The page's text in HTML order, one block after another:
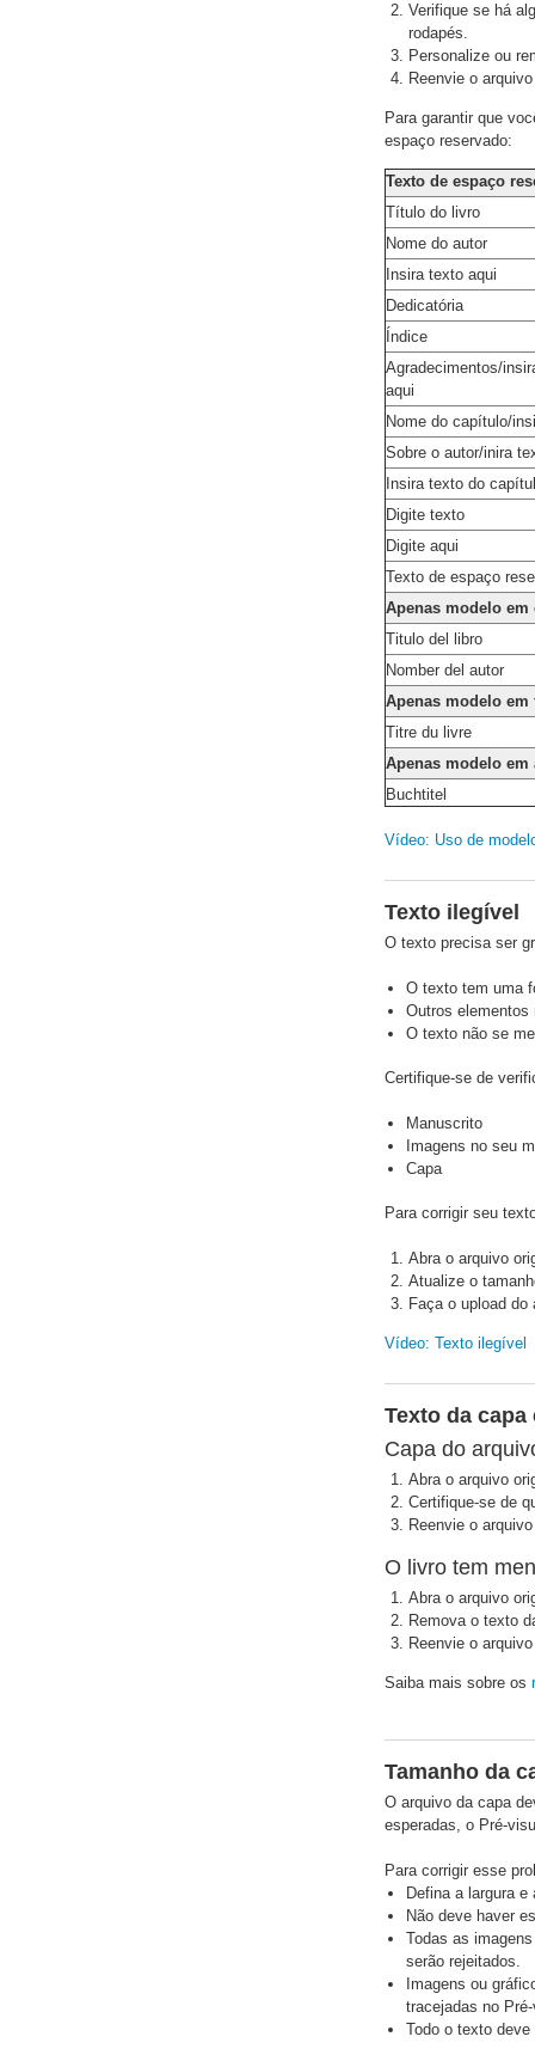
Verifique se há
rodapés.
Personalize ou
Reenvie o
Para garantir que
espaço reservado:
Texto de espaço
Título do livro
Nome do autor
Insira texto aqui
Dedicatória
Índice
Agradecimentos/
aqui
Nome do capítulo/
Sobre o autor/inira
Insira texto do
Digite texto
Digite aqui
Texto de espaço
Apenas modelo em
Titulo del libro
Nomber del autor
Apenas modelo em
Titre du livre
Apenas modelo em
Buchtitel
Vídeo: Uso de
Texto ilegível
O texto precisa ser
O texto tem uma
Outros elementos
O texto não se
Certifique-se de
Manuscrito
Imagens no seu
Capa
Para corrigir seu
Abra o arquivo
Atualize o
Faça o upload do
Vídeo: Texto ilegível
Texto da capa
Capa do
Abra o arquivo
Certifique-se de
Reenvie o
O livro tem
Abra o arquivo
Remova o texto
Reenvie o
Saiba mais sobre os
Tamanho da
O arquivo da capa
esperadas, o Pré-
Para corrigir esse
Defina a largura
Não deve haver
Todas as
serão rejeitados.
Imagens ou
tracejadas no
Todo o texto